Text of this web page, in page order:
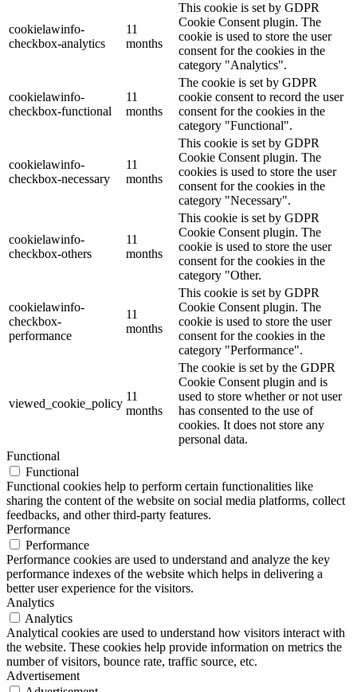
cookielawinfo-
checkbox-analytics
11
months
This cookie is set by GDPR
Cookie Consent plugin. The
cookie is used to store the user
consent for the cookies in the
category "Analytics".
cookielawinfo-
checkbox-functional
11
months
The cookie is set by GDPR
cookie consent to record the user
consent for the cookies in the
category "Functional".
cookielawinfo-
checkbox-necessary
11
months
This cookie is set by GDPR
Cookie Consent plugin. The
cookies is used to store the user
consent for the cookies in the
category "Necessary".
cookielawinfo-
checkbox-others
11
months
This cookie is set by GDPR
Cookie Consent plugin. The
cookie is used to store the user
consent for the cookies in the
category "Other.
cookielawinfo-
checkbox-
performance
11
months
This cookie is set by GDPR
Cookie Consent plugin. The
cookie is used to store the user
consent for the cookies in the
category "Performance".
viewed_cookie_policy
11
months
The cookie is set by the GDPR
Cookie Consent plugin and is
used to store whether or not user
has consented to the use of
cookies. It does not store any
personal data.
Functional
Functional
Functional cookies help to perform certain functionalities like
sharing the content of the website on social media platforms, collect
feedbacks, and other third-party features.
Performance
Performance
Performance cookies are used to understand and analyze the key
performance indexes of the website which helps in delivering a
better user experience for the visitors.
Analytics
Analytics
Analytical cookies are used to understand how visitors interact with
the website. These cookies help provide information on metrics the
number of visitors, bounce rate, traffic source, etc.
Advertisement